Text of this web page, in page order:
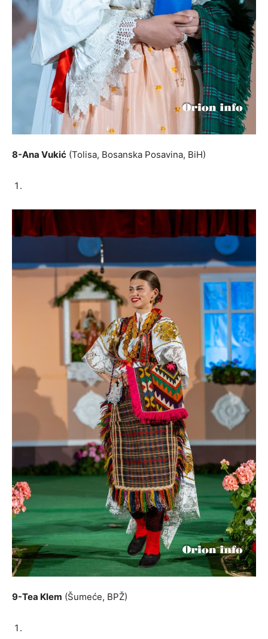
8-Ana Vukić (Tolisa, Bosanska Posavina, BiH)
9-Tea Klem (Šumeće, BPŽ)